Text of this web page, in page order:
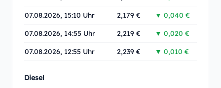
07.08.2026, 15:10 Uhr 2,179 € ▼ 0,040 €
07.08.2026, 14:55 Uhr 2,219 € ▼ 0,020 €
07.08.2026, 12:55 Uhr 2,239 € ▼ 0,010 €
Diesel